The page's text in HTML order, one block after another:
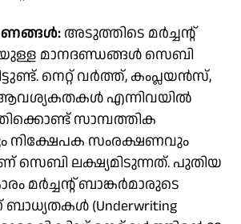
അടുത്തിടെ മർച്ചന്റ്
മാനദണ്ഡങ്ങൾ സെബി
നെറ്റ് വർത്ത്, കംപ്ലയൻസ്,
എന്നിവയിൽ
സാമ്പത്തിക
നിക്ഷേപക സംരക്ഷണവും
സെബി ലക്ഷ്യമിടുന്നത്. പുതിയ
മർച്ചന്റ് ബാങ്കർമാരുടെ
(Underwriting